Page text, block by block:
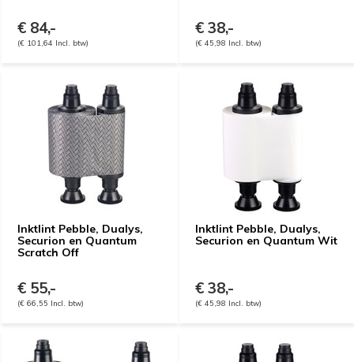
€ 84,-
(€ 101,64 Incl. btw)
€ 38,-
(€ 45,98 Incl. btw)
Inktlint Pebble, Dualys,
Securion en Quantum
Scratch Off
€ 55,-
(€ 66,55 Incl. btw)
Inktlint Pebble, Dualys,
Securion en Quantum Wit
€ 38,-
(€ 45,98 Incl. btw)